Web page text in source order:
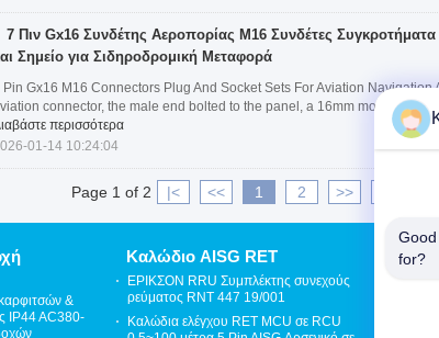
7 Πιν Gx16 Συνδέτης Αεροπορίας M16 Συνδέτες Συγκροτήματα
Σημείο για Σιδηροδρομική Μεταφορά
Pin Gx16 M16 Connectors Plug And Socket Sets For Aviation
connector, the male end bolted to the panel, a 16mm mounting
περισσότερα
01-14 10:24:04
Page 1 of 2 |< << 1 2 >>
&
IP44 AC380-
Καλώδιο AISG RET
ΕΡΙΚΣΟΝ RRU Συμπλέκτης συνεχούς
ρεύματος RNT 447 19/001
Καλώδια ελέγχου RET MCU σε RCU
for?